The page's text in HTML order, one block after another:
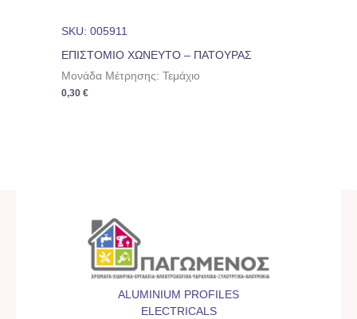
SKU: 005911
ΕΠΙΣΤΟΜΙΟ ΧΩΝΕΥΤΟ – ΠΑΤΟΥΡΑΣ
Μονάδα Μέτρησης: Τεμάχιο
0,30€
ALUMINIUM PROFILES
ELECTRICALS